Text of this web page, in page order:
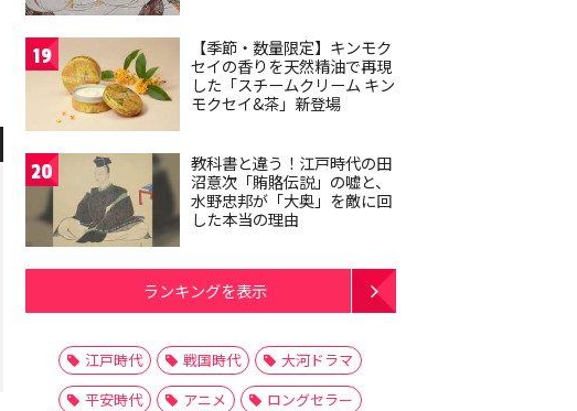
19
【季節・数量限定】キンモク
セイの香りを天然精油で再現
した「スチームクリーム キン
モクセイ&茶」新登場
20
教科書と違う！江戸時代の田
沼意次「賄賂伝説」の嘘と、
水野忠邦が「大奥」を敵に回
した本当の理由
ランキングを表示
江戸時代 戦国時代
大河ドラマ
平安時代
アニメ
ロングセラー